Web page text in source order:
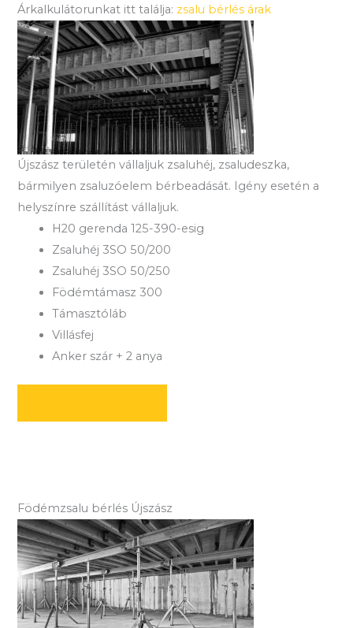
Árkalkulátorunkat itt találja: zsalu bérlés árak
Újszász területén vállaljuk zsaluhéj, zsaludeszka,
bármilyen zsaluzóelem bérbeadását. Igény esetén a
helyszínre szállítást vállaljuk.
H20 gerenda 125-390-esig
Zsaluhéj 3SO 50/200
Zsaluhéj 3SO 50/250
Födémtámasz 300
Támasztóláb
Villásfej
Anker szár + 2 anya
Födémzsalu bérlés Újszász